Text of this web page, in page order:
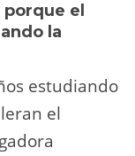
el
la
estudiando
el